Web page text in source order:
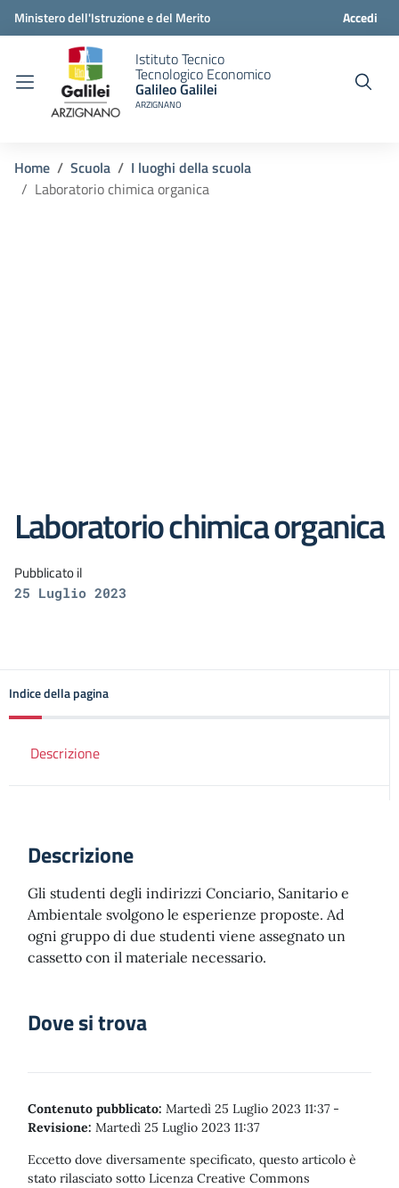
Ministero dell'Istruzione e del Merito Accedi
Istituto Tecnico
Tecnologico Economico
Galileo Galilei
ARZIGNANO
Home Scuola
I luoghi della scuola
Laboratorio chimica organica
Laboratorio chimica organica
Pubblicato il
25 Luglio 2023
Indice della pagina
Descrizione
Descrizione
Gli studenti degli indirizzi Conciario, Sanitario e
Ambientale svolgono le esperienze proposte. Ad
ogni gruppo di due studenti viene assegnato un
cassetto con il materiale necessario.
Dove si trova
Contenuto pubblicato: Martedì 25 Luglio 2023 11:37 -
Revisione: Martedì 25 Luglio 2023 11:37
Eccetto dove diversamente specificato, questo articolo è
stato rilasciato sotto Licenza Creative Commons